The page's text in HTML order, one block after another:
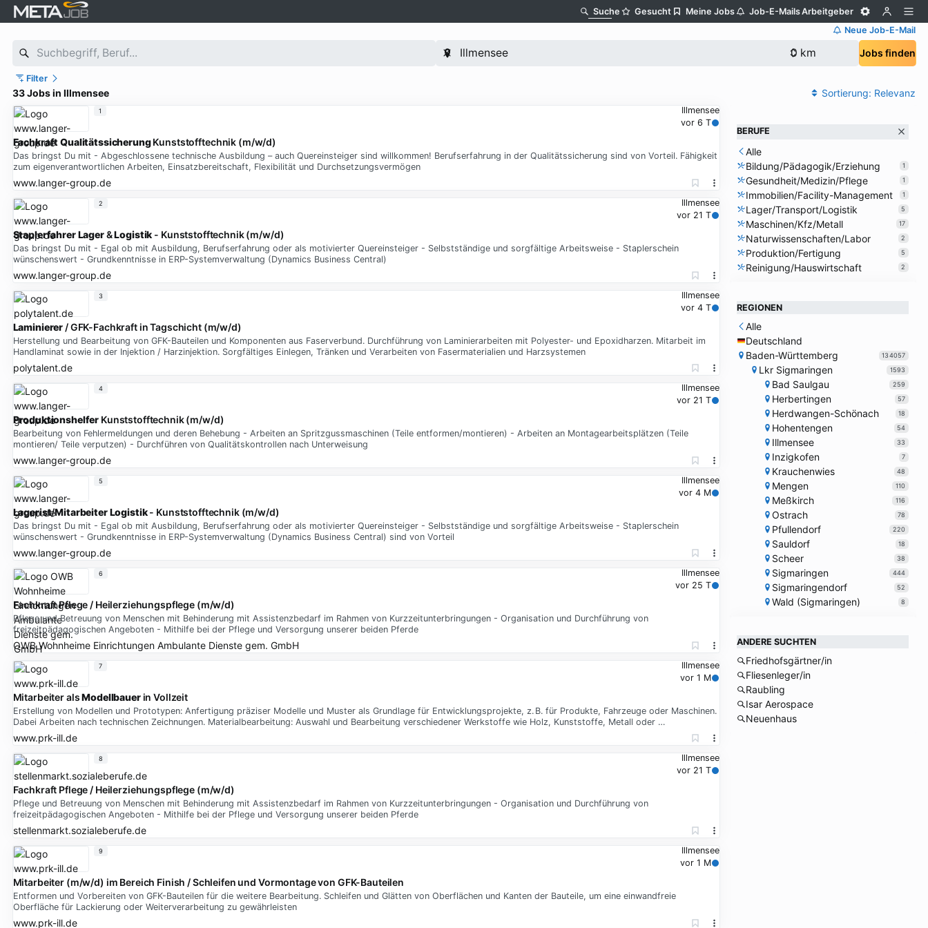
Suche Gesucht Meine Jobs Job-E-MailsArbeitgeber
Neue Job-E-Mail
Jobs finden
Filter
33 Jobs in Illmensee Sortierung: Relevanz
Illmensee
vor 6 T
Fachkraft QualitätssicherungKunststofftechnik (m/w/d)
Das bringst Du mit - Abgeschlossene technische Ausbildung – auch Quereinsteiger sind willkommen! Berufserfahrung in der Qualitätssicherung sind von Vorteil. Fähigkeit
zum eigenverantwortlichen Arbeiten, Einsatzbereitschaft, Flexibilität und Durchsetzungsvermögen
www.langer-group.de
1
Illmensee
vor 21 T
StaplerfahrerLager&Logistik - Kunststofftechnik (m/w/d)
Das bringst Du mit - Egal ob mit Ausbildung, Berufserfahrung oder als motivierter Quereinsteiger - Selbstständige und sorgfältige Arbeitsweise - Staplerschein
wünschenswert - Grundkenntnisse in ERP-Systemverwaltung (Dynamics Business Central)
www.langer-group.de
2
Illmensee
vor 4 T
Laminierer / GFK-Fachkraft in Tagschicht (m/w/d)
Herstellung und Bearbeitung von GFK-Bauteilen und Komponenten aus Faserverbund. Durchführung von Laminierarbeiten mit Polyester- und Epoxidharzen. Mitarbeit im
Handlaminat sowie in der Injektion / Harzinjektion. Sorgfältiges Einlegen, Tränken und Verarbeiten von Fasermaterialien und Harzsystemen
polytalent.de
3
Illmensee
vor 21 T
Produktionshelfer Kunststofftechnik (m/w/d)
Bearbeitung von Fehlermeldungen und deren Behebung - Arbeiten an Spritzgussmaschinen (Teile entformen/montieren) - Arbeiten an Montagearbeitsplätzen (Teile
montieren/ Teile verputzen) - Durchführen von Qualitätskontrollen nach Unterweisung
www.langer-group.de
4
Illmensee
vor 4 M
Lagerist/MitarbeiterLogistik- Kunststofftechnik (m/w/d)
Das bringst Du mit - Egal ob mit Ausbildung, Berufserfahrung oder als motivierter Quereinsteiger - Selbstständige und sorgfältige Arbeitsweise - Staplerschein
wünschenswert - Grundkenntnisse in ERP-Systemverwaltung (Dynamics Business Central) sind von Vorteil
www.langer-group.de
5
Illmensee
vor 25 T
Fachkraft Pflege / Heilerziehungspflege (m/w/d)
Pflege und Betreuung von Menschen mit Behinderung mit Assistenzbedarf im Rahmen von Kurzzeitunterbringungen - Organisation und Durchführung von
freizeitpädagogischen Angeboten - Mithilfe bei der Pflege und Versorgung unserer beiden Pferde
OWB Wohnheime Einrichtungen Ambulante Dienste gem. GmbH
6
Illmensee
vor 1 M
Mitarbeiter alsModellbauerin Vollzeit
Erstellung von Modellen und Prototypen: Anfertigung präziser Modelle und Muster als Grundlage für Entwicklungsprojekte, z. B. für Produkte, Fahrzeuge oder Maschinen.
Dabei Arbeiten nach technischen Zeichnungen. Materialbearbeitung: Auswahl und Bearbeitung verschiedener Werkstoffe wie Holz, Kunststoffe, Metall oder …
www.prk-ill.de
7
Illmensee
vor 21 T
Fachkraft Pflege / Heilerziehungspflege (m/w/d)
Pflege und Betreuung von Menschen mit Behinderung mit Assistenzbedarf im Rahmen von Kurzzeitunterbringungen - Organisation und Durchführung von
freizeitpädagogischen Angeboten - Mithilfe bei der Pflege und Versorgung unserer beiden Pferde
stellenmarkt.sozialeberufe.de
8
Illmensee
vor 1 M
Mitarbeiter (m/w/d) im Bereich Finish / Schleifen und Vormontage von GFK-Bauteilen
Entformen und Vorbereiten von GFK-Bauteilen für die weitere Bearbeitung. Schleifen und Glätten von Oberflächen und Kanten der Bauteile, um eine einwandfreie
Oberfläche für Lackierung oder Weiterverarbeitung zu gewährleisten
www.prk-ill.de
9
BERUFE
Alle
Bildung/Pädagogik/Erziehung
1
Gesundheit/Medizin/Pflege 1
Immobilien/Facility-Management 1
Lager/Transport/Logistik 5
Maschinen/Kfz/Metall 17
Naturwissenschaften/Labor 2
Produktion/Fertigung 5
Reinigung/Hauswirtschaft 2
REGIONEN
Alle
Deutschland
Baden-Württemberg
134057
Lkr Sigmaringen 1593
Bad Saulgau 259
Herbertingen 57
Herdwangen-Schönach 18
Hohentengen 54
Illmensee 33
Inzigkofen 7
Krauchenwies 48
Mengen 110
Meßkirch 116
Ostrach 78
Pfullendorf 220
Sauldorf 18
Scheer 38
Sigmaringen 444
Sigmaringendorf 52
Wald (Sigmaringen) 8
ANDERE SUCHTEN
Friedhofsgärtner/in
Fliesenleger/in
Raubling
Isar Aerospace
Neuenhaus